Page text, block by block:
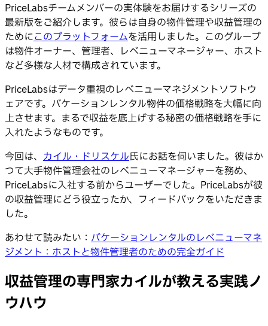
PriceLabsチームメンバーの実体験をお届けするシリーズの
最新版をご紹介します。彼らは自身の物件管理や収益管理の
ためにこのプラットフォームを活用しました。このグループ
は物件オーナー、管理者、レベニューマネージャー、ホスト
など多様な人材で構成されています。
PriceLabsはデータ重視のレベニューマネジメントソフトウ
ェアです。バケーションレンタル物件の価格戦略を大幅に向
上させます。まるで収益を底上げする秘密の価格戦略を手に
入れたようなものです。
今回は、 カイル・ドリスケル氏にお話を伺いました。彼はか
つて大手物件管理会社のレベニューマネージャーを務め、
PriceLabsに入社する前からユーザーでした。PriceLabsが彼
の収益管理にどう役立ったか、フィードバックをいただきま
した。
あわせて読みたい： バケーションレンタルのレベニューマネ
ジメント：ホストと物件管理者のための完全ガイド
収益管理の専門家カイルが教える実践ノ
ウハウ